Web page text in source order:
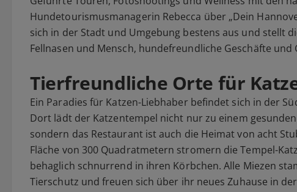
Hundetourismusmanagerin Rebecca über „Dein
sich in der Stadt und Umgebung bestens aus und stellt
Fellnasen und Mensch, hundefreundliche Geschäfte und
Tierfreundliche Orte für
Ein Paradies für Katzen-Liebhaber befindet sich in der
Dort lädt der Katzentempel nicht nur zu einem gesunden
sondern das Restaurant ist auch die Heimat von acht
Fläche von 300 Quadratmetern stromern die Tempel-
behaglich schnurrend in ihren Körbchen. Alle Miezen
Tierschutz und freuen sich über ihr neues Zuhause in